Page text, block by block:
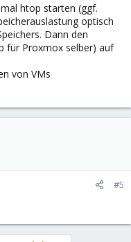
htop starten (ggf.
optisch
Dann den
für Proxmox selber) auf
von VMs
#5